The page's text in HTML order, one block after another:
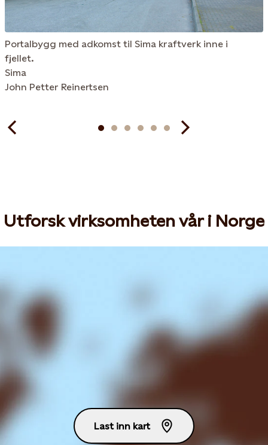
Portalbygg med adkomst til Sima kraftverk inne i
fjellet.
Sima
John Petter Reinertsen
Utforsk virksomheten vår i Norge
Last inn kart